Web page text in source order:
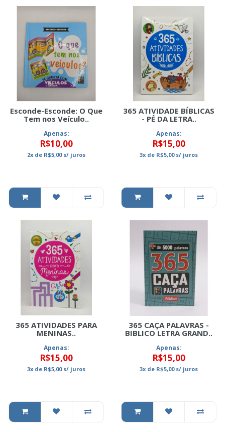
Esconde-Esconde: O Que
Tem nos Veículo..
Apenas:
R$10,00
2x de R$5,00s/ juros
365 ATIVIDADE BÍBLICAS
- PÉ DA LETRA..
Apenas:
R$15,00
3x de R$5,00s/ juros
365 ATIVIDADES PARA
MENINAS..
Apenas:
R$15,00
3x de R$5,00s/ juros
365 CAÇA PALAVRAS -
BIBLICO LETRA GRAND..
Apenas:
R$15,00
3x de R$5,00s/ juros